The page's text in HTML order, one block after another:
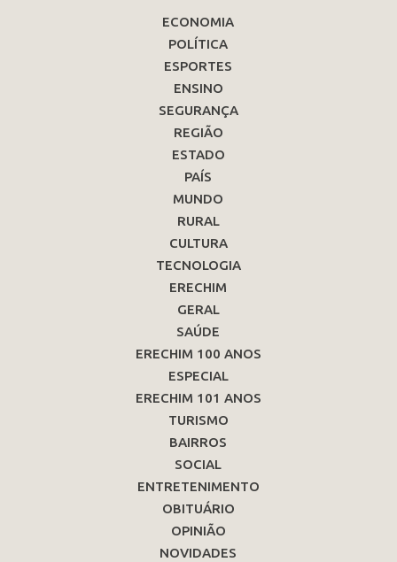
ECONOMIA
POLÍTICA
ESPORTES
ENSINO
SEGURANÇA
REGIÃO
ESTADO
PAÍS
MUNDO
RURAL
CULTURA
TECNOLOGIA
ERECHIM
GERAL
SAÚDE
ERECHIM 100 ANOS
ESPECIAL
ERECHIM 101 ANOS
TURISMO
BAIRROS
SOCIAL
ENTRETENIMENTO
OBITUÁRIO
OPINIÃO
NOVIDADES